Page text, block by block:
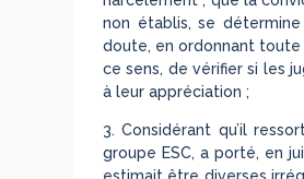
non établis, se
doute, en ordonnant toute
ce sens, de vérifier si les
à leur appréciation ;
3. Considérant qu’il
groupe ESC, a porté, en
estimait être diverses